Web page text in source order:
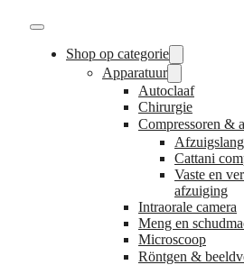
Shop op categorie
Apparatuur
Autoclaaf
Chirurgie
Compressoren &
Cattani
Vaste en
afzuiging
Intraorale camera
Meng en
Microscoop
Röntgen &